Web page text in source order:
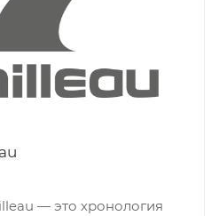
— это хронология